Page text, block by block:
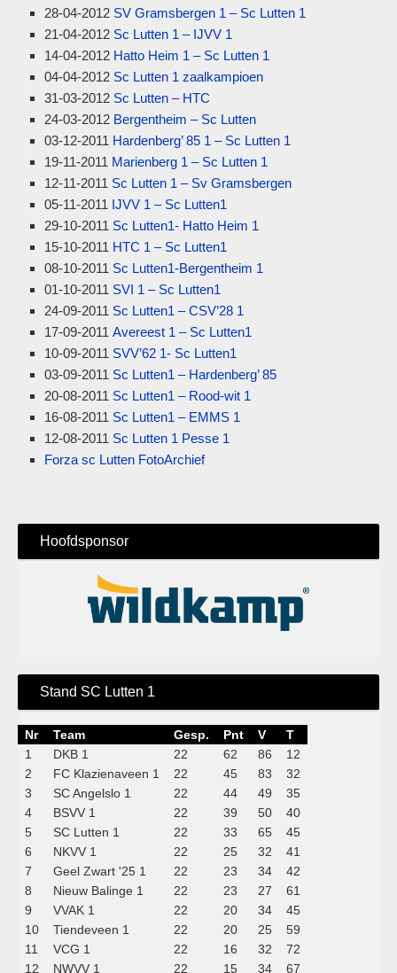
28-04-2012 SV Gramsbergen 1 – Sc Lutten 1
21-04-2012 Sc Lutten 1 – IJVV 1
14-04-2012 Hatto Heim 1 – Sc Lutten 1
04-04-2012 Sc Lutten 1 zaalkampioen
31-03-2012 Sc Lutten – HTC
24-03-2012 Bergentheim – Sc Lutten
03-12-2011 Hardenberg’ 85 1 – Sc Lutten 1
19-11-2011 Marienberg 1 – Sc Lutten 1
12-11-2011 Sc Lutten 1 – Sv Gramsbergen
05-11-2011 IJVV 1 – Sc Lutten1
29-10-2011 Sc Lutten1- Hatto Heim 1
15-10-2011 HTC 1 – Sc Lutten1
08-10-2011 Sc Lutten1-Bergentheim 1
01-10-2011 SVI 1 – Sc Lutten1
24-09-2011 Sc Lutten1 – CSV’28 1
17-09-2011 Avereest 1 – Sc Lutten1
10-09-2011 SVV’62 1- Sc Lutten1
03-09-2011 Sc Lutten1 – Hardenberg’ 85
20-08-2011 Sc Lutten1 – Rood-wit 1
16-08-2011 Sc Lutten1 – EMMS 1
12-08-2011 Sc Lutten 1 Pesse 1
Forza sc Lutten FotoArchief
Hoofdsponsor
Stand SC Lutten 1
Nr Team Gesp. Pnt V
T
1
DKB 1 22 62 86
12
2
FC Klazienaveen 1 22 45 83
32
3
SC Angelslo 1 22 44 49
35
4
BSVV 1 22 39 50
40
5
SC Lutten 1 22 33 65
45
6
NKVV 1 22 25 32
41
7
Geel Zwart '25 1 22 23 34
42
8
Nieuw Balinge 1 22 23 27
61
9
VVAK 1 22 20 34
45
10
Tiendeveen 1 22 20 25
59
11
VCG 1 22 16 32
72
12
NWVV 1 22 15 34 67